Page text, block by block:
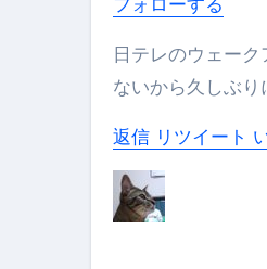
本
【
日テレのウェークアップに能見さんがいて嬉しい。 ローカルには出演してたらしいけど、関東では放送して
ないから久しぶ
返信 リツイート